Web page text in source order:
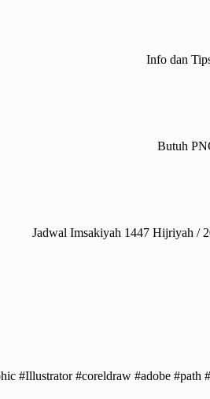
Info dan
Butuh
Jadwal Imsakiyah 1447 Hijriyah /
#Illustrator #coreldraw #adobe